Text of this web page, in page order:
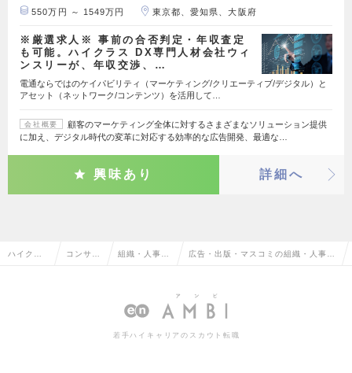
550万円 ～ 1549万円 東京都、愛知県、大阪府
※厳選求人※ 事前の合否判定・年収査定
も可能。ハイクラス DX専門人材会社ウィ
ンスリーが、年収交渉、…
電通ならではのケイパビリティ（マーケティング/クリエーティブ/デジタル）と
アセット（ネットワーク/コンテンツ）を活用して…
会社概要
顧客のマーケティング全体に対するさまざまなソリューション提供
に加え、デジタル時代の変革に対応する効率的な広告開発、最適な…
興味あり 詳細へ
ハイクラ コンサル 組織・人事コ 広告・出版・マスコミの組織・人事コ
若手ハイキャリアのスカウト転職